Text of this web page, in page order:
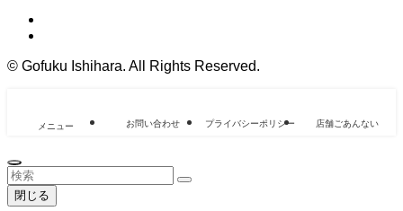
© Gofuku Ishihara. All Rights Reserved.
メニュー お問い合わせ プライバシーポリシー 店舗ごあんない
閉じる